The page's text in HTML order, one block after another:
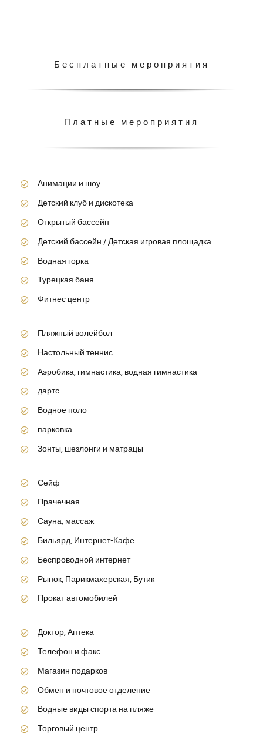
Бесплатные мероприятия
Платные мероприятия
Анимации и шоу
Детский клуб и дискотека
Открытый бассейн
Детский бассейн / Детская игровая площадка
Водная горка
Турецкая баня
Фитнес центр
Пляжный волейбол
Настольный теннис
Аэробика, гимнастика, водная гимнастика
дартс
Водное поло
парковка
Зонты, шезлонги и матрацы
Сейф
Прачечная
Сауна, массаж
Бильярд, Интернет-Кафе
Беспроводной интернет
Рынок, Парикмахерская, Бутик
Прокат автомобилей
Доктор, Аптека
Телефон и факс
Магазин подарков
Обмен и почтовое отделение
Водные виды спорта на пляже
Торговый центр